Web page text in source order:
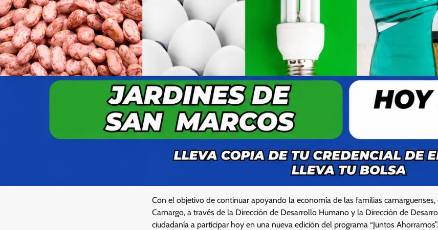
Con el objetivo de continuar apoyando la economía de las familias
Camargo, a través de la Dirección de Desarrollo Humano y la Dirección de
ciudadanía a participar hoy en una nueva edición del programa “Juntos Ahorramos”.